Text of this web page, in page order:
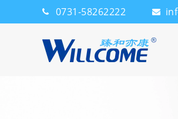
0731-58262222